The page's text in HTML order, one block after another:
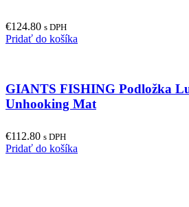
€124.80 s DPH
Pridať do košíka
GIANTS FISHING Podložka
Unhooking Mat
€112.80 s DPH
Pridať do košíka